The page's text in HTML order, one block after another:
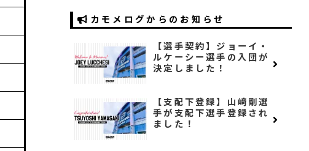
カモメログからのお知らせ
【選手契約】ジョーイ・
ルケーシー選手の入団が
決定しました！
【支配下登録】山﨑剛選
手が支配下選手登録され
ました！